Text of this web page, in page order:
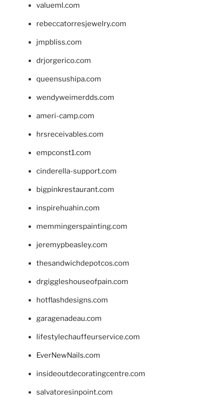
valueml.com
rebeccatorresjewelry.com
jmpbliss.com
drjorgerico.com
queensushipa.com
wendyweimerdds.com
ameri-camp.com
hrsreceivables.com
empconst1.com
cinderella-support.com
bigpinkrestaurant.com
inspirehuahin.com
memmingerspainting.com
jeremypbeasley.com
thesandwichdepotcos.com
drgiggleshouseofpain.com
hotflashdesigns.com
garagenadeau.com
lifestylechauffeurservice.com
EverNewNails.com
insideoutdecoratingcentre.com
salvatoresinpoint.com